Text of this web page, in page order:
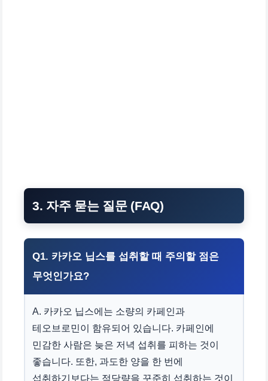
3. 자주 묻는 질문 (FAQ)
Q1. 카카오 닙스를 섭취할 때 주의할 점은
무엇인가요?
A. 카카오 닙스에는 소량의 카페인과
테오브로민이 함유되어 있습니다. 카페인에
민감한 사람은 늦은 저녁 섭취를 피하는 것이
좋습니다. 또한, 과도한 양을 한 번에
섭취하기보다는 적당량을 꾸준히 섭취하는 것이